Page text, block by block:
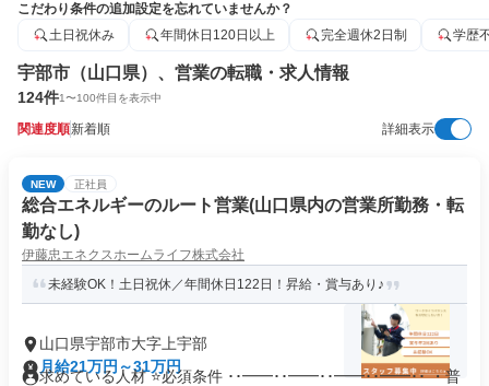
こだわり条件の追加設定を忘れていませんか？
土日祝休み
年間休日120日以上 完全週休2日制 学歴
宇部市（山口県）、営業の転職・求人情報
124件1〜100件目を表示中
関連度順新着順 詳細表示
NEW 正社員
総合エネルギーのルート営業(山口県内の営業所勤務・転
勤なし)
伊藤忠エネクスホームライフ株式会社
未経験OK！土日祝休／年間休日122日！昇給・賞与あり♪
山口県宇部市大字上宇部
月給21万円～31万円
求めている人材 ⭐必須条件 ･･━━･･━━･･━━･･━━･･ ・普